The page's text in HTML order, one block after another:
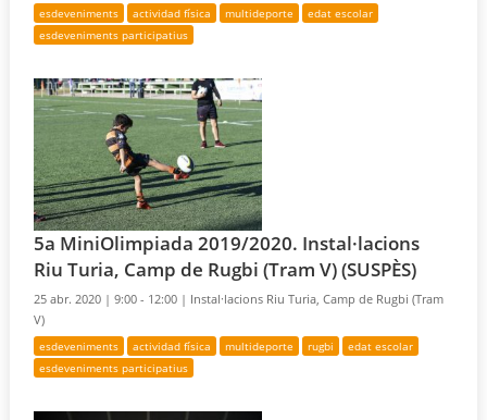
esdeveniments actividad física multideporte
edat escolar
esdeveniments participatius
5a MiniOlimpiada 2019/2020. Instal·lacions
Riu Turia, Camp de Rugbi (Tram V) (SUSPÈS)
25 abr. 2020 |9:00 - 12:00 | Instal·lacions Riu Turia, Camp de Rugbi (Tram
V)
esdeveniments actividad física multideporte rugbi
edat escolar
esdeveniments participatius